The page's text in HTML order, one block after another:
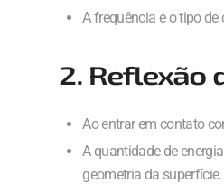
A frequência e o tipo
2. Reflexão
Ao entrar em contato
A quantidade de
geometria da superfície.